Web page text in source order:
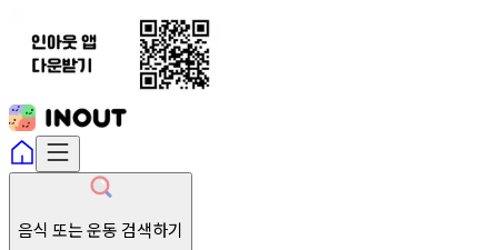
음식 또는 운동 검색하기